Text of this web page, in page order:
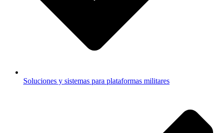
Soluciones y sistemas para plataformas militares